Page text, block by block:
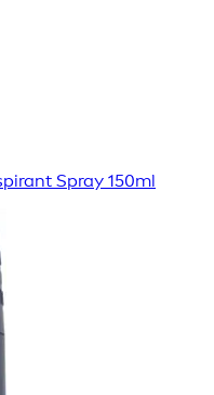
Spray 150ml